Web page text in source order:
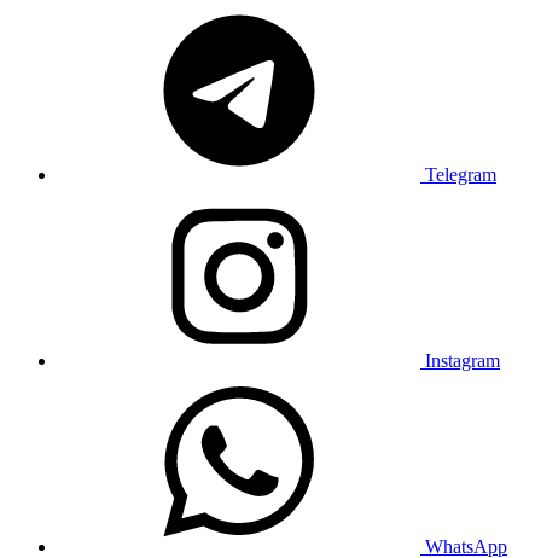
Telegram
Instagram
WhatsApp